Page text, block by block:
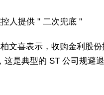
人提供 " 二次兜底 "
文喜表示，收购金利股份
是典型的 ST 公司规避